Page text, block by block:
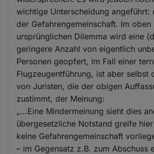
wichtige Unterscheidung angeführt:
der Gefahrengemeinschaft. Im oben
ursprünglichen Dilemma wird eine
geringere Anzahl von eigentlich
Personen geopfert, im Fall einer
Flugzeugentführung, ist aber selbst
von Juristen, die der obigen
zustimmt, der Meinung:
„...Eine Mindermeinung sieht dies
übergesetzliche Notstand greife
keine Gefahrengemeinschaft
– im Gegensatz z.B. zum Abschuss